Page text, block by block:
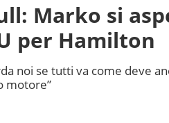
Marko si
per Hamilton
noi se tutti va come deve
motore”